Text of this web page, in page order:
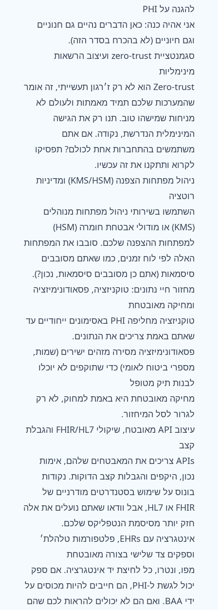
להגנה על PHI
אני אהיה כנה: כאן הדברים נהיים גם חנוניים
וגם חיוניים (לא בהכרח בסדר הזה).
סגמנטציית zero-trust ועיצוב הרשאות
מינימליות
Zero-trust הוא לא רק ז׳רגון תעשייתי, זה אומר
שהמערכות שלכם תמיד מאמתות ולעולם לא
מניחות שמישהו טוב. תנו רק את הגישה
המינימלית הנדרשת, נקודה. אם אתם
משתמשים בהתחברות אחת לכולם? תפסיקו
לקרוא ותתקנו את זה עכשיו.
ניהול מפתחות הצפנה (KMS/HSM) ומדיניות
רוטציה
השתמשו בשירותי ניהול מפתחות מנוהלים
(KMS) או מודולי אבטחת חומרה (HSM)
למפתחות ההצפנה שלכם. סובבו את המפתחות
האלה לפי לוח זמנים, כמו שאתם מסובבים
סיסמאות (אתם כן מסובבים סיסמאות, נכון?).
מחזור חיי נתונים: טוקניזציה, פסאודונימיזציה
ומחיקה מאובטחת
טוקניזציה מחליפה PHI באסימונים ייחודיים עד
שאתם באמת צריכים את הנתונים.
פסאודונימיזציה מסירה מזהים ישירים (שמות,
מספרי ביטוח לאומי) כדי שתוקפים לא יוכלו
לבנות תיק מטופל
מחיקה מאובטחת היא באמת למחוק, לא רק
לגרור לסל המיחזור.
עיצוב API מאובטח, שיקולי FHIR/HL7 והגבלת
קצב
APIs צריכים את המאבטחים שלהם, אימות
נכון, היקפים והגבלות קצב הדוקות. נקודות
בונוס על שימוש בסטנדרטים מודרניים של
FHIR או HL7, אבל וודאו שאתם נועלים את אלה
חזק יותר מסיסמת הנטפליקס שלכם.
אינטגרציה עם EHRs, פלטפורמות טלהלת׳
וספקים צד שלישי בצורה מאובטחת
מפו, ונטרו, כל לחיצת יד אינטגרציה. אם ספק
יכול לגשת ל-PHI, הם חייבים להיות מכוסים על
ידי BAA. ואם הם לא יכולים להראות לכם שהם